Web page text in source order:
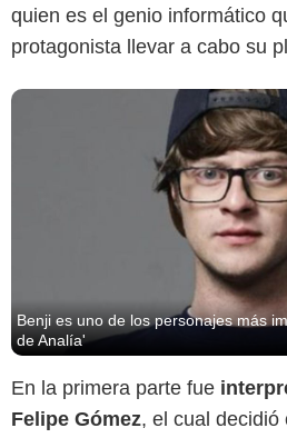
quien es el genio informático
protagonista llevar a cabo su
Benji es uno de los personajes más
de Analía'
En la primera parte fue
Felipe Gómez, el cual decidió